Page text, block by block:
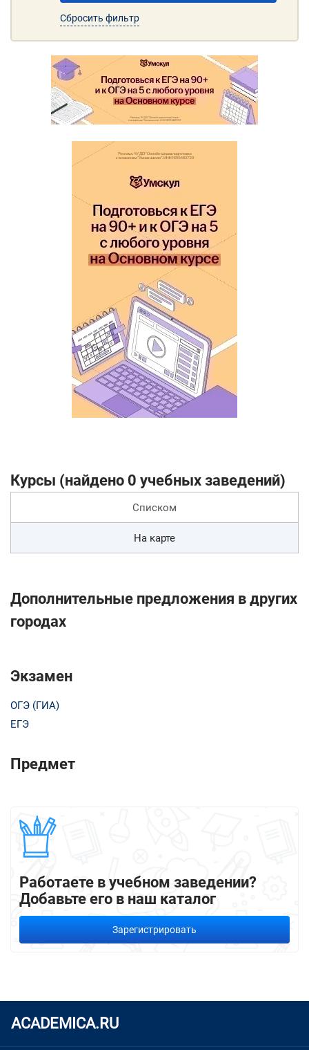
Сбросить фильтр
Курсы (найдено 0 учебных заведений)
Списком
На карте
Дополнительные предложения в других
городах
Экзамен
ОГЭ (ГИА)
ЕГЭ
Предмет
Работаете в учебном заведении?
Добавьте его в наш каталог
Зарегистрировать
ACADEMICA.RU